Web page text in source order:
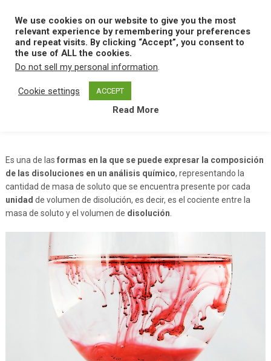
content
MENU
Home C Concentracion Masica
Concentracion Masica
Es una de las formas en la que se puede expresar la composición
de las disoluciones en un análisis químico, representando la
cantidad de masa de soluto que se encuentra presente por cada
unidad de volumen de disolución, es decir, es el cociente entre la
masa de soluto y el volumen de disolución
We use cookies on our website to give you the most
relevant experience by remembering your preferences
and repeat visits. By clicking “Accept”, you consent to
the use of ALL the cookies.
Do not sell my personal information.
Cookie settings ACCEPT
Read More